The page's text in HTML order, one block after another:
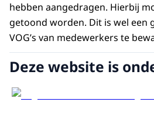
hebben aangedragen. Hierbij
getoond worden. Dit is wel een
VOG’s van medewerkers te
Deze website is